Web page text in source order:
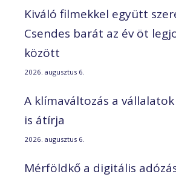
Kiváló filmekkel együtt
Csendes barát az év öt
között
2026. augusztus 6.
A klímaváltozás a
is átírja
2026. augusztus 6.
Mérföldkő a digitális